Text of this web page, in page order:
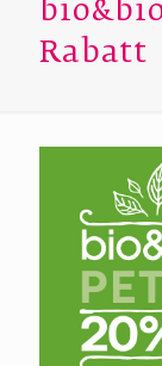
bio&bio
Rabatt